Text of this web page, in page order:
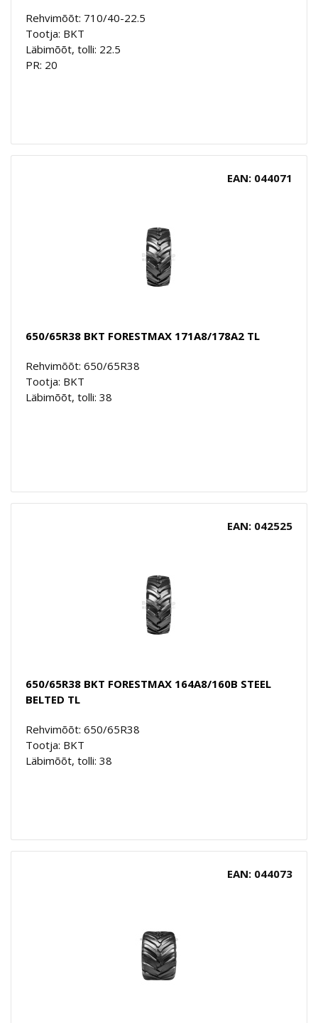
Rehvimõõt: 710/40-22.5
Tootja: BKT
Läbimõõt, tolli: 22.5
PR: 20
EAN: 044071
650/65R38 BKT FORESTMAX 171A8/178A2 TL
Rehvimõõt: 650/65R38
Tootja: BKT
Läbimõõt, tolli: 38
EAN: 042525
650/65R38 BKT FORESTMAX 164A8/160B STEEL
BELTED TL
Rehvimõõt: 650/65R38
Tootja: BKT
Läbimõõt, tolli: 38
EAN: 044073